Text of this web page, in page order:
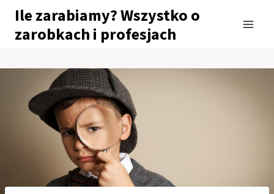
Przejdź
treści
Ile zarabiamy? Wszystko o
zarobkach i profesjach